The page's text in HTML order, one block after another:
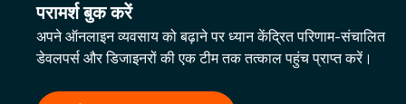
परामर्श बुक करें
अपने ऑनलाइन व्यवसाय को बढ़ाने पर ध्यान केंद्रित परिणाम-संचालित
डेवलपर्स और डिजाइनरों की एक टीम तक तत्काल पहुंच प्राप्त करें।